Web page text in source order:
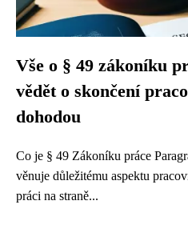
Vše o § 49 zákoníku
vědět o skončení
dohodou
Co je § 49 Zákoníku práce
věnuje důležitému aspektu
práci na straně...